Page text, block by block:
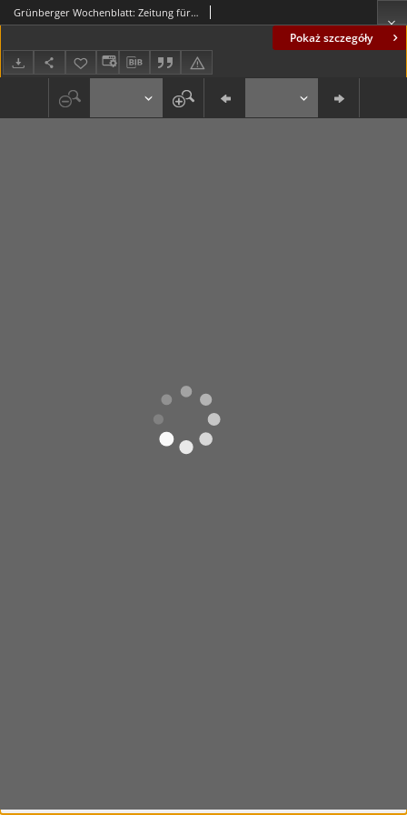
Pokaż szczegóły
Grünberger Wochenblatt: Zeitung für Stadt und Land, No. 79. (03. April 1935)